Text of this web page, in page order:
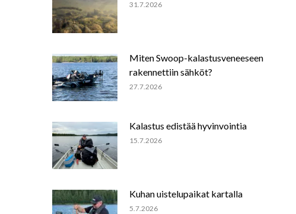
31.7.2026
Miten Swoop-kalastusveneeseen
rakennettiin sähköt?
27.7.2026
Kalastus edistää hyvinvointia
15.7.2026
Kuhan uistelupaikat kartalla
5.7.2026